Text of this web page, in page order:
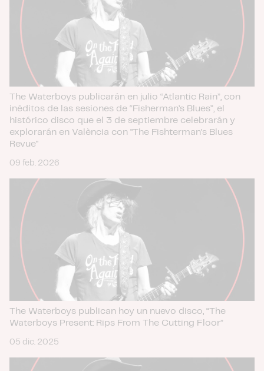
The Waterboys publicarán en julio “Atlantic Rain”, con
inéditos de las sesiones de “Fisherman’s Blues”, el
histórico disco que el 3 de septiembre celebrarán y
explorarán en València con "The Fishterman's Blues
Revue"
09 feb. 2026
The Waterboys publican hoy un nuevo disco, “The
Waterboys Present: Rips From The Cutting Floor”
05 dic. 2025